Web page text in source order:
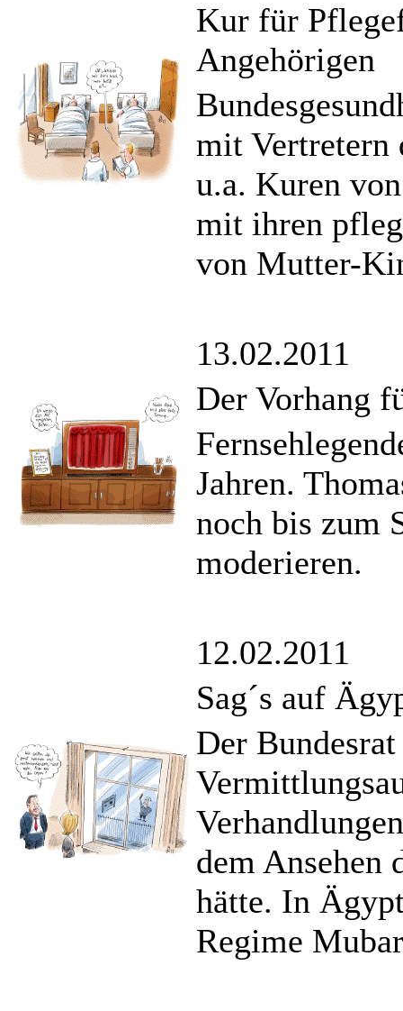
Kur für
Angehörigen
mit Vertretern
u.a. Kuren
mit ihren
von Mutter-
13.02.2011
Der Vorhang
Jahren.
noch bis zum
moderieren.
12.02.2011
Sag´s auf
Der
dem Ansehen
hätte. In
Regime